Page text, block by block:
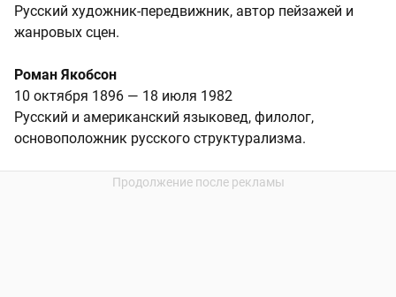
Русский художник-передвижник, автор пейзажей и
жанровых сцен.
Роман Якобсон
10 октября 1896 — 18 июля 1982
Русский и американский языковед, филолог,
основоположник русского структурализма.